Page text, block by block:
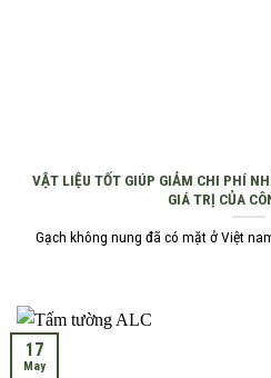
VẬT LIỆU TỐT GIÚP GIẢM CHI PHÍ
GIÁ TRỊ CỦA
Gạch không nung đã có mặt ở Việt
17
May